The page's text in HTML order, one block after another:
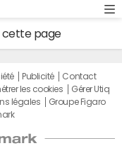
cette page
Publicité
Contact
les cookies
Gérer Utiq
légales
Groupe Figaro